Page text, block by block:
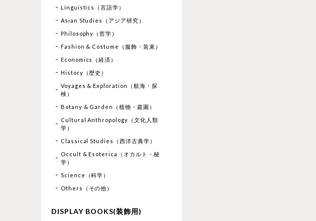
Linguistics（言語学）
Asian Studies（アジア研究）
Philosophy（哲学）
Fashion & Costume（服飾・装束）
Economics（経済）
History（歴史）
Voyages & Exploration（航海・探
検）
Botany & Garden（植物・庭園）
Cultural Anthropology（文化人類
学）
Classical Studies（西洋古典学）
Occult & Esoterica（オカルト・秘
学）
Science（科学）
Others（その他）
DISPLAY BOOKS(装飾用)